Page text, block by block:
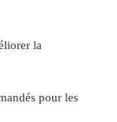
la
pour les